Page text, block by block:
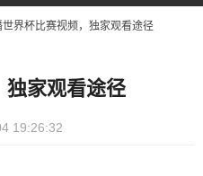
世界杯比赛视频，独家观看途径
独家观看途径
19:26:32